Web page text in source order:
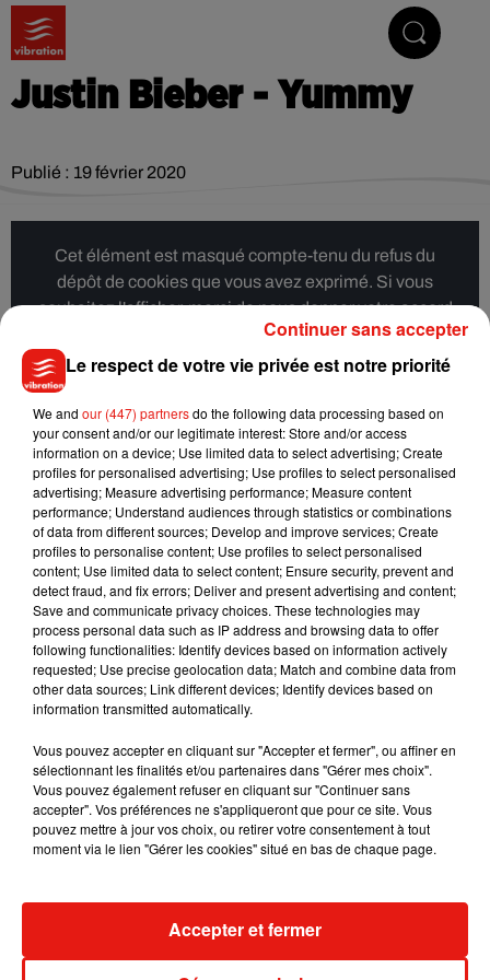
Justin Bieber - Yummy
Publié : 19 février 2020
Cet élément est masqué compte-tenu du refus du
dépôt de cookies que vous avez exprimé. Si vous
souhaitez l'afficher, merci de nous donner votre accord
en cliquant sur le bouton ci-dessous.
Musique
5 août 2026
Benny Blanco invite Selena Gomez et
Becky G sur son nouveau single
4 août 2026
Tiny Desk
live session
Le respect de votre vie privée est notre priorité
We and our (447) partnersdo the following data processing based on
your consent and/or our legitimate interest: Store and/or access
information on a device; Use limited data to select advertising; Create
profiles for personalised advertising; Use profiles to select personalised
advertising; Measure advertising performance; Measure content
performance; Understand audiences through statistics or combinations
of data from different sources; Develop and improve services; Create
profiles to personalise content; Use profiles to select personalised
content; Use limited data to select content; Ensure security, prevent and
detect fraud, and fix errors; Deliver and present advertising and content;
Save and communicate privacy choices. These technologies may
process personal data such as IP address and browsing data to offer
following functionalities: Identify devices based on information actively
requested; Use precise geolocation data; Match and combine data from
other data sources; Link different devices; Identify devices based on
information transmitted automatically.
Vous pouvez accepter en cliquant sur "Accepter et fermer", ou affiner en
sélectionnant les finalités et/ou partenaires dans "Gérer mes choix".
Vous pouvez également refuser en cliquant sur "Continuer sans
accepter". Vos préférences ne s'appliqueront que pour ce site. Vous
pouvez mettre à jour vos choix, ou retirer votre consentement à tout
moment via le lien "Gérer les cookies" situé en bas de chaque page.
Accepter et fermer
Continuer sans accepter